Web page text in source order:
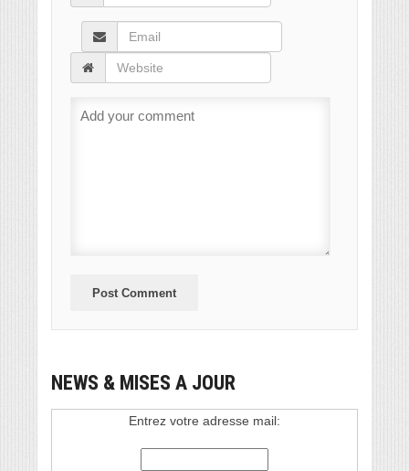
NEWS & MISES A JOUR
Entrez votre adresse mail: